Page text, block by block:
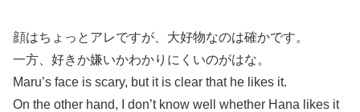
顔はちょっとアレですが、大好物なのは確かです。
一方、好きか嫌いかわかりにくいのがはな。
Maru’s face is scary, but it is clear that he likes it.
On the other hand, I don’t know well whether Hana likes it